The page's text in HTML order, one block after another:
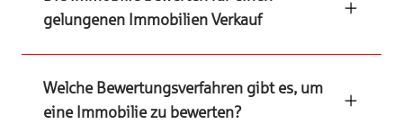
gelungenen Immobilien Verkauf
Welche Bewertungsverfahren gibt es, um
eine Immobilie zu bewerten?